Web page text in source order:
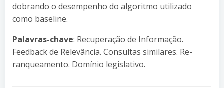
dobrando o desempenho do algoritmo utilizado
como baseline.
Palavras-chave: Recuperação de Informação.
Feedback de Relevância. Consultas similares. Re-
ranqueamento. Domínio legislativo.